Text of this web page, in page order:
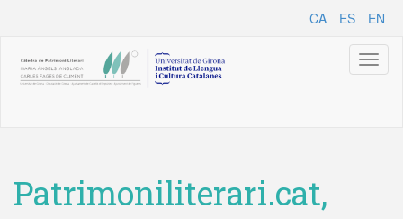
CA ES EN
Patrimoniliterari.cat,